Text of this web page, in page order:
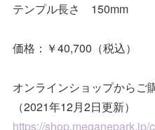
テンプル長さ 150mm
価格：￥40,700（税込）
オンラインショップからご
（2021年12月2日更新）
https://shop.meganepark.jp/